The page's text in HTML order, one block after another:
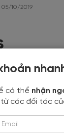
10/2019
trên 4 đánh
có thể nhận
các đối tác